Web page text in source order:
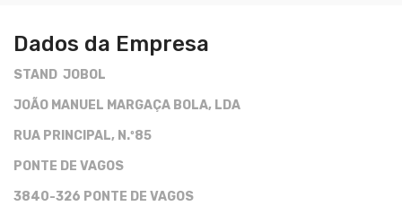
Dados da Empresa
STAND JOBOL
JOÃO MANUEL MARGAÇA BOLA, LDA
RUA PRINCIPAL, N.º85
PONTE DE VAGOS
3840-326 PONTE DE VAGOS